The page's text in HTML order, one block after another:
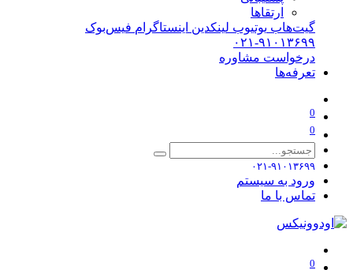
ارتقاها
گیت‌هاب یوتیوب لینکدین اینستاگرام فیس‌بوک
۰۲۱-۹۱۰۱۳۶۹۹
درخواست مشاوره
تعرفه‌ها
0
0
۰۲۱-۹۱۰۱۳۶۹۹
ورود به سیستم
تماس با ما
0